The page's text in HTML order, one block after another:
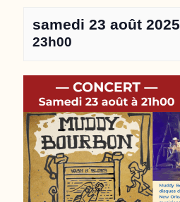
samedi 23 août 2025
23h00